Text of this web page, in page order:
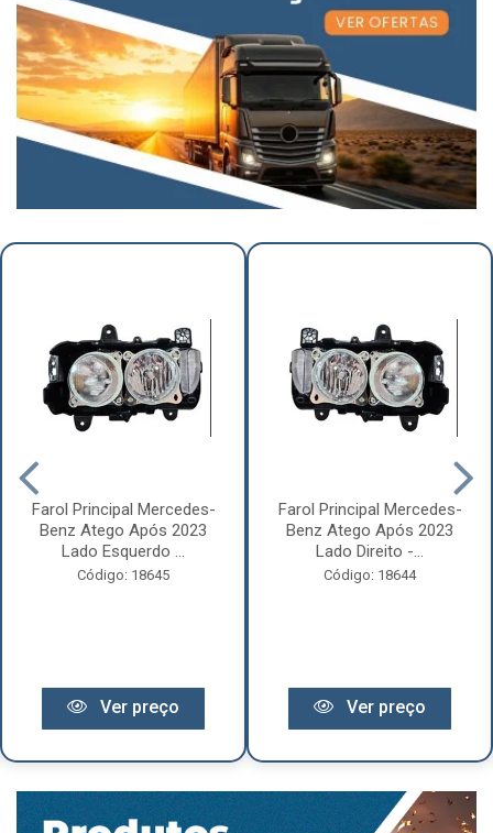
Farol Principal Mercedes-
Benz Atego Após 2023
Lado Esquerdo ...
Código: 18645
Ver preço
Farol Principal Mercedes-
Benz Atego Após 2023
Lado Direito -...
Código: 18644
Ver preço